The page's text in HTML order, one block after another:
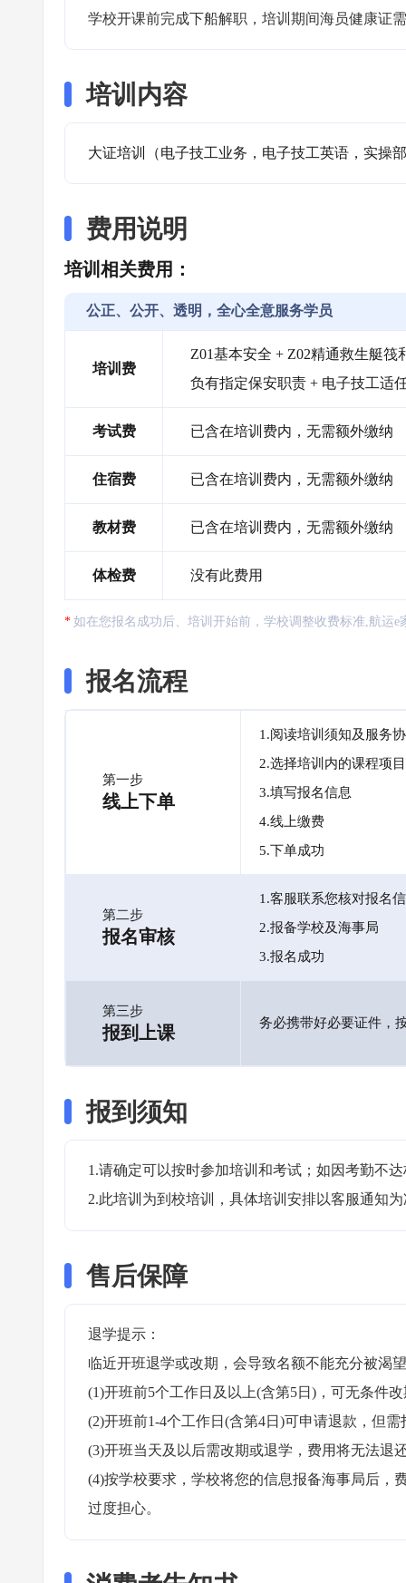
学校开课前完成下船解职，培训期间海员健康证
培训内容
大证培训（电子技工业务，电子技工英语，实操
费用说明
培训相关费用：
公正、公开、透明，全心全意服务学员
培训费
Z01基本安全 + Z02精通救生艇筏
负有指定保安职责 + 电子技工适
考试费 已含在培训费内，无需额外缴纳
住宿费 已含在培训费内，无需额外缴纳
教材费 已含在培训费内，无需额外缴纳
体检费 没有此费用
如在您报名成功后、培训开始前，学校调整收费标准,航运
报名流程
第一步
线上下单
1.阅读培训须知及服务
2.选择培训内的课程项目
3.填写报名信息
4.线上缴费
5.下单成功
第二步
报名审核
1.客服联系您核对报名
2.报备学校及海事局
3.报名成功
第三步
报到上课 务必携带好必要证件，
报到须知
1.请确定可以按时参加培训和考试；如因考勤不
2.此培训为到校培训，具体培训安排以客服通知
售后保障
退学提示：
临近开班退学或改期，会导致名额不能充分被渴
(1)开班前5个工作日及以上(含第5日)，可无条件
(2)开班前1-4个工作日(含第4日)可申请退款，但
(3)开班当天及以后需改期或退学，费用将无法退
(4)按学校要求，学校将您的信息报备海事局后，
过度担心。